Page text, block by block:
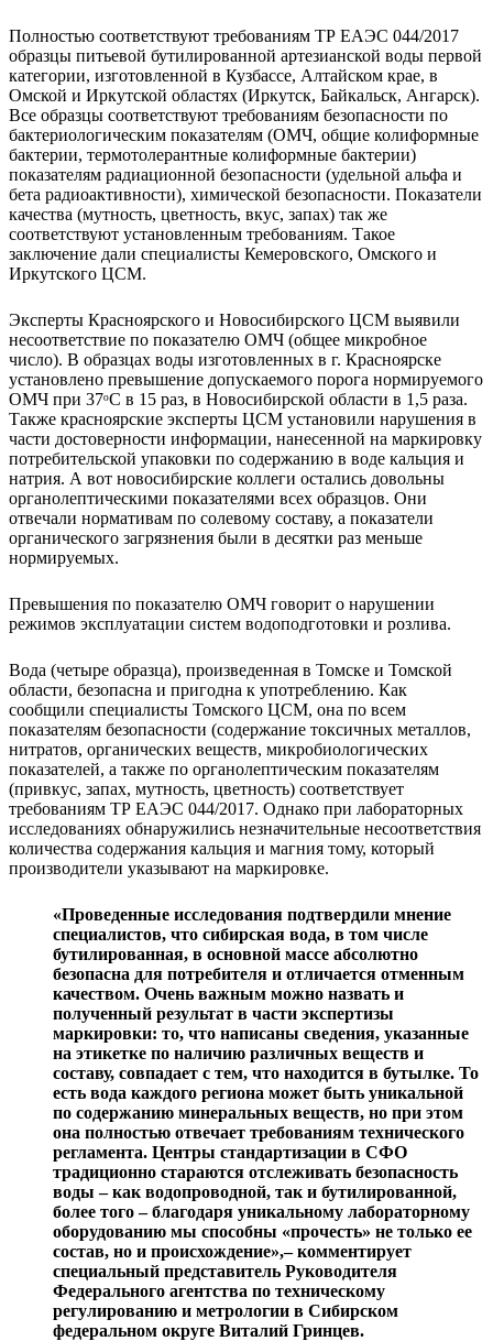
Полностью соответствуют требованиям ТР ЕАЭС 044/2017
образцы питьевой бутилированной артезианской воды первой
категории, изготовленной в Кузбассе, Алтайском крае, в
Омской и Иркутской областях (Иркутск, Байкальск, Ангарск).
Все образцы соответствуют требованиям безопасности по
бактериологическим показателям (ОМЧ, общие колиформные
бактерии, термотолерантные колиформные бактерии)
показателям радиационной безопасности (удельной альфа и
бета радиоактивности), химической безопасности. Показатели
качества (мутность, цветность, вкус, запах) так же
соответствуют установленным требованиям. Такое
заключение дали специалисты Кемеровского, Омского и
Иркутского ЦСМ.
Эксперты Красноярского и Новосибирского ЦСМ выявили
несоответствие по показателю ОМЧ (общее микробное
число). В образцах воды изготовленных в г. Красноярске
установлено превышение допускаемого порога нормируемого
ОМЧ при 37ᵒС в 15 раз, в Новосибирской области в 1,5 раза.
Также красноярские эксперты ЦСМ установили нарушения в
части достоверности информации, нанесенной на маркировку
потребительской упаковки по содержанию в воде кальция и
натрия. А вот новосибирские коллеги остались довольны
органолептическими показателями всех образцов. Они
отвечали нормативам по солевому составу, а показатели
органического загрязнения были в десятки раз меньше
нормируемых.
Превышения по показателю ОМЧ говорит о нарушении
режимов эксплуатации систем водоподготовки и розлива.
Вода (четыре образца), произведенная в Томске и Томской
области, безопасна и пригодна к употреблению. Как
сообщили специалисты Томского ЦСМ, она по всем
показателям безопасности (содержание токсичных металлов,
нитратов, органических веществ, микробиологических
показателей, а также по органолептическим показателям
(привкус, запах, мутность, цветность) соответствует
требованиям ТР ЕАЭС 044/2017. Однако при лабораторных
исследованиях обнаружились незначительные несоответствия
количества содержания кальция и магния тому, который
производители указывают на маркировке.
«Проведенные исследования подтвердили мнение
специалистов, что сибирская вода, в том числе
бутилированная, в основной массе абсолютно
безопасна для потребителя и отличается отменным
качеством. Очень важным можно назвать и
полученный результат в части экспертизы
маркировки: то, что написаны сведения, указанные
на этикетке по наличию различных веществ и
составу, совпадает с тем, что находится в бутылке. То
есть вода каждого региона может быть уникальной
по содержанию минеральных веществ, но при этом
она полностью отвечает требованиям технического
регламента. Центры стандартизации в СФО
традиционно стараются отслеживать безопасность
воды – как водопроводной, так и бутилированной,
более того – благодаря уникальному лабораторному
оборудованию мы способны «прочесть» не только ее
состав, но и происхождение»,– комментирует
специальный представитель Руководителя
Федерального агентства по техническому
регулированию и метрологии в Сибирском
федеральном округе Виталий Гринцев.